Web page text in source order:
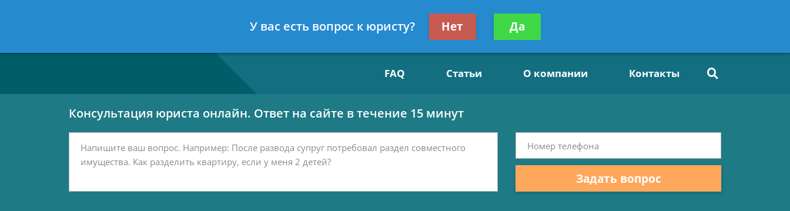
7 812 467-42-15
Получите консультацию
бесплатно
FAQ Статьи О компании Контакты
Консультация юриста онлайн. Ответ на сайте в течение 15 минут
Задать вопрос
У вас есть вопрос к юристу? Нет Да